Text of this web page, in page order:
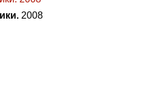
2008